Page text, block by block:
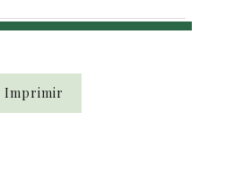
Imprimir